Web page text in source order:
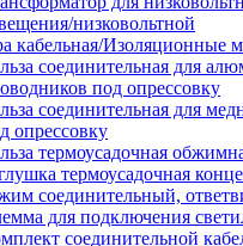
низковольтной
кабельная/Изоляционные
соединительная для
под опрессовку
соединительная для
опрессовку
термоусадочная
термоусадочная
соединительный,
для подключения
соединительной